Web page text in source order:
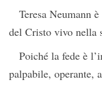
Teresa Neumann
del Cristo vivo nella
Poiché la fede è
palpabile, operante,